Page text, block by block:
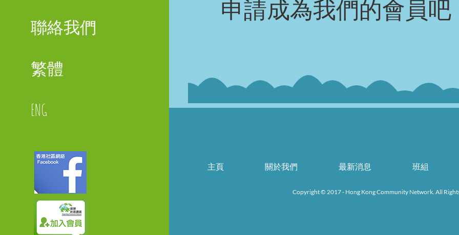
聯絡我們
繁體
ENG
Facebook
申請成為我們的會員吧
主頁 關於我們 最新消息 班組
Copyright © 2017 - Hong Kong Community Network. All